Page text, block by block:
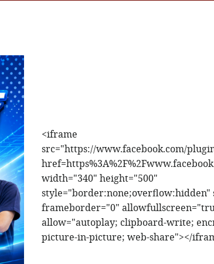
<iframe
src="https://www.facebook.com/
width="340" height="500"
style="border:none;overflow:hidden"
frameborder="0"
allow="autoplay; clipboard-write;
picture-in-picture; web-share"></